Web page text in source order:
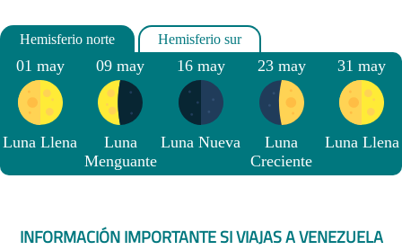
01 may
Luna Llena
09 may
Luna
Menguante
16 may
Luna Nueva
23 may
Luna
Creciente
31 may
Luna Llena
INFORMACIÓN IMPORTANTE SI VIAJAS A VENEZUELA